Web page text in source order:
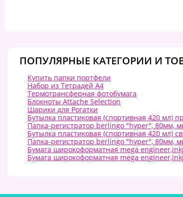
ПОПУЛЯРНЫЕ КАТЕГОРИИ И
Купить папки портфели
Набор из Тетрадей А4
Термотрансферная фотобумага
Блокноты Attache Selection
Шарики для Рогатки
Бутылка пластиковая (спортивная 420 мл)
Папка-регистратор berlingo "hyper", 80мм,
Бутылка пластиковая (спортивная 420 мл)
Папка-регистратор berlingo "hyper", 80мм,
Бумага широкоформатная mega
Бумага широкоформатная mega